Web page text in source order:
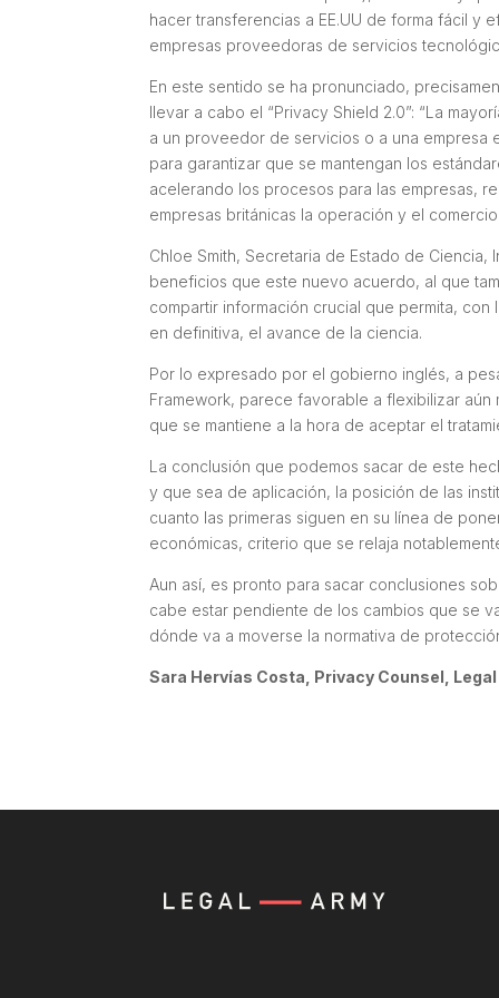
hacer transferencias a EE.UU de forma fácil y
empresas proveedoras de servicios
En este sentido se ha pronunciado,
llevar a cabo el “Privacy Shield 2.0”: “La
a un proveedor de servicios o a una empresa
para garantizar que se mantengan los
acelerando los procesos para las empresas,
empresas británicas la operación y el
Chloe Smith, Secretaria de Estado de
beneficios que este nuevo acuerdo, al que
compartir información crucial que permita,
en definitiva, el avance de la ciencia.
Por lo expresado por el gobierno inglés, a
Framework, parece favorable a flexibilizar
que se mantiene a la hora de aceptar el
La conclusión que podemos sacar de este
y que sea de aplicación, la posición de las
cuanto las primeras siguen en su línea de
económicas, criterio que se relaja
Aun así, es pronto para sacar conclusiones
cabe estar pendiente de los cambios que se
dónde va a moverse la normativa de
Sara Hervías Costa, Privacy Counsel,